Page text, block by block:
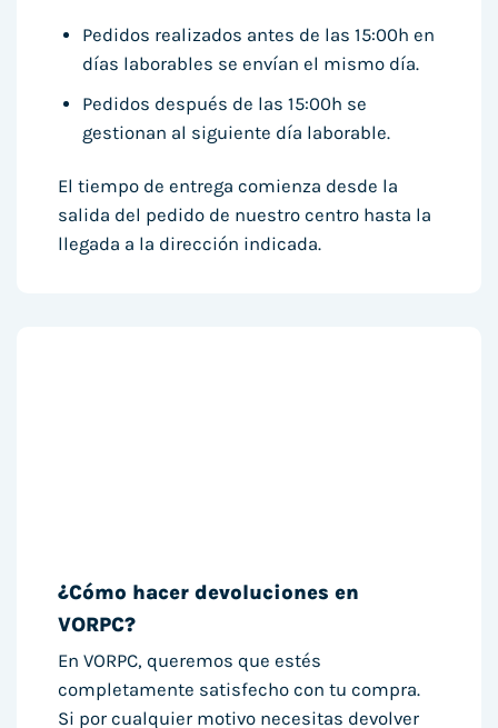
Pedidos realizados antes de las 15:00h en
días laborables se envían el mismo día.
Pedidos después de las 15:00h se
gestionan al siguiente día laborable.
El tiempo de entrega comienza desde la
salida del pedido de nuestro centro hasta la
llegada a la dirección indicada.
¿Cómo hacer devoluciones en
VORPC?
En VORPC, queremos que estés
completamente satisfecho con tu compra.
Si por cualquier motivo necesitas devolver